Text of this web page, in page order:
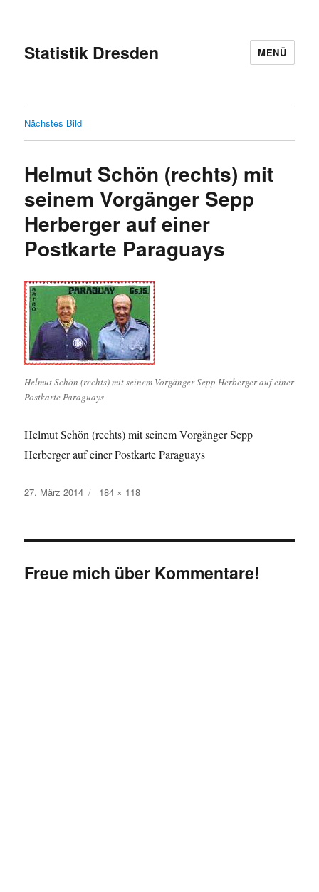
Statistik Dresden MENÜ
Nächstes Bild
Helmut Schön (rechts) mit
seinem Vorgänger Sepp
Herberger auf einer
Postkarte Paraguays
Helmut Schön (rechts) mit seinem Vorgänger Sepp Herberger auf einer
Postkarte Paraguays
Helmut Schön (rechts) mit seinem Vorgänger Sepp
Herberger auf einer Postkarte Paraguays
Veröffentlicht
27. März 2014 Originalgröße
184 × 118
Freue mich über Kommentare!